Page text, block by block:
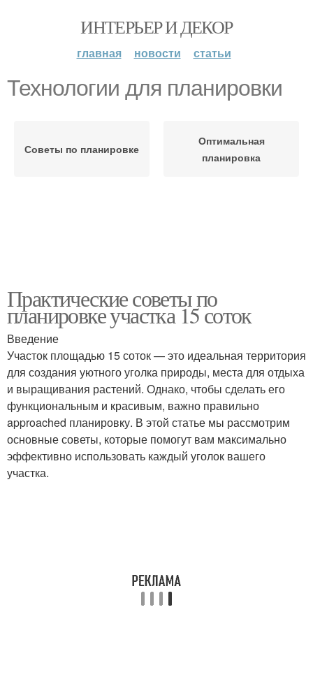
ИНТЕРЬЕР И ДЕКОР
главная новости статьи
Технологии для планировки
Советы по планировке
Оптимальная
планировка
Практические советы по
планировке участка 15 соток
Введение
Участок площадью 15 соток — это идеальная территория
для создания уютного уголка природы, места для отдыха
и выращивания растений. Однако, чтобы сделать его
функциональным и красивым, важно правильно
approached планировку. В этой статье мы рассмотрим
основные советы, которые помогут вам максимально
эффективно использовать каждый уголок вашего
участка.